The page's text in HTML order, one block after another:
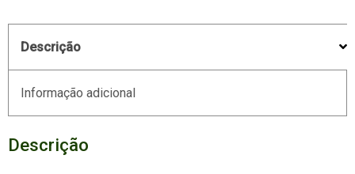
Descrição
Informação adicional
Descrição